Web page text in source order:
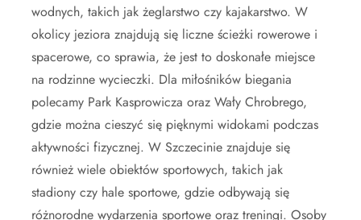
wodnych, takich jak żeglarstwo czy kajakarstwo. W
okolicy jeziora znajdują się liczne ścieżki rowerowe i
spacerowe, co sprawia, że jest to doskonałe miejsce
na rodzinne wycieczki. Dla miłośników biegania
polecamy Park Kasprowicza oraz Wały Chrobrego,
gdzie można cieszyć się pięknymi widokami podczas
aktywności fizycznej. W Szczecinie znajduje się
również wiele obiektów sportowych, takich jak
stadiony czy hale sportowe, gdzie odbywają się
różnorodne wydarzenia sportowe oraz treningi. Osoby